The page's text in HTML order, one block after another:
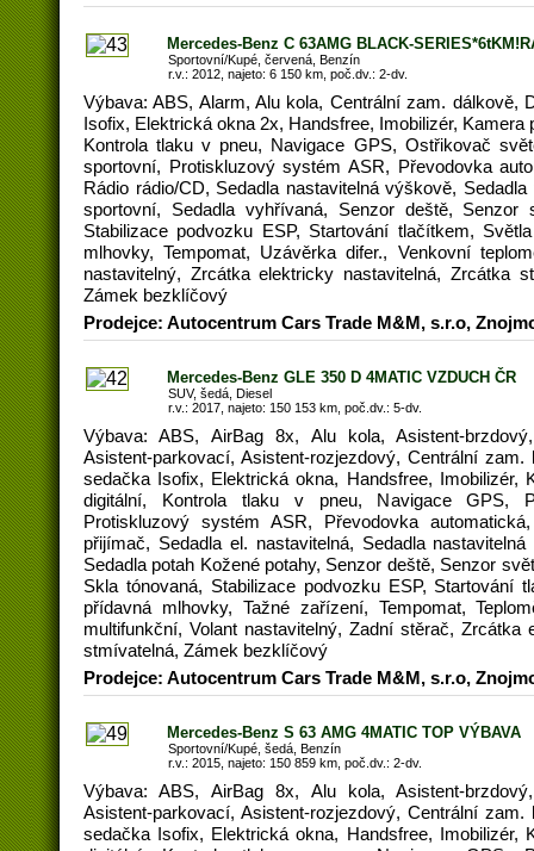
Mercedes-Benz C 63AMG BLACK-
Sportovní/Kupé, červená, Benzín
r.v.: 2012, najeto: 6 150 km, poč.dv.: 2-dv.
Výbava: ABS, Alarm, Alu kola, Centrální zam. dálkově,
Isofix, Elektrická okna 2x, Handsfree, Imobilizér,
Kontrola tlaku v pneu, Navigace GPS, Ostřikovač
sportovní, Protiskluzový systém ASR, Převodovka
Rádio rádio/CD, Sedadla nastavitelná výškově,
sportovní, Sedadla vyhřívaná, Senzor deště, Senzor
Stabilizace podvozku ESP, Startování tlačítkem,
mlhovky, Tempomat, Uzávěrka difer., Venkovní
nastavitelný, Zrcátka elektricky nastavitelná, Zrcátka
Zámek bezklíčový
Prodejce: Autocentrum Cars Trade M&M, s.r.o,
Mercedes-Benz GLE 350 D 4MATIC VZDUCH ČR
SUV, šedá, Diesel
r.v.: 2017, najeto: 150 153 km, poč.dv.: 5-dv.
Výbava: ABS, AirBag 8x, Alu kola, Asistent-
Asistent-parkovací, Asistent-rozjezdový, Centrální
sedačka Isofix, Elektrická okna, Handsfree, Imobilizér,
digitální, Kontrola tlaku v pneu, Navigace GPS,
Protiskluzový systém ASR, Převodovka
přijímač, Sedadla el. nastavitelná, Sedadla
Sedadla potah Kožené potahy, Senzor deště, Senzor
Skla tónovaná, Stabilizace podvozku ESP, Startování
přídavná mlhovky, Tažné zařízení, Tempomat,
multifunkční, Volant nastavitelný, Zadní stěrač, Zrcátka
stmívatelná, Zámek bezklíčový
Prodejce: Autocentrum Cars Trade M&M, s.r.o,
Mercedes-Benz S 63 AMG 4MATIC TOP VÝBAVA
Sportovní/Kupé, šedá, Benzín
r.v.: 2015, najeto: 150 859 km, poč.dv.: 2-dv.
Výbava: ABS, AirBag 8x, Alu kola, Asistent-
Asistent-parkovací, Asistent-rozjezdový, Centrální
sedačka Isofix, Elektrická okna, Handsfree, Imobilizér,